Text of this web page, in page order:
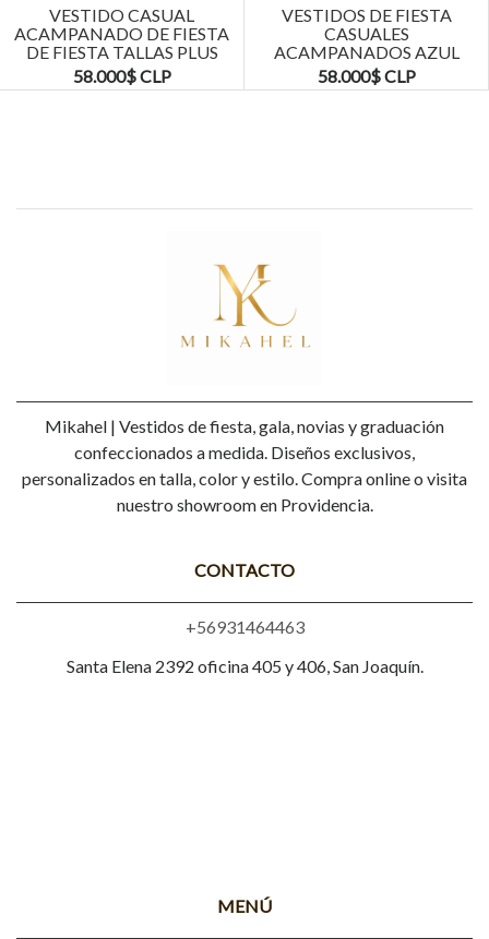
VESTIDO CASUAL
ACAMPANADO DE FIESTA
DE FIESTA TALLAS PLUS
KADRIHEL
58.000$ CLP
VESTIDOS DE FIESTA
CASUALES
ACAMPANADOS AZUL
MARINO TALLAS PLUS
KADRIHEL
58.000$ CLP
Mikahel | Vestidos de fiesta, gala, novias y graduación
confeccionados a medida. Diseños exclusivos,
personalizados en talla, color y estilo. Compra online o visita
nuestro showroom en Providencia.
CONTACTO
+56931464463
Santa Elena 2392 oficina 405 y 406, San Joaquín.
MENÚ